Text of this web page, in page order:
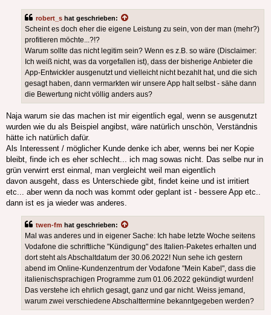
robert_s hat geschrieben:
Scheint es doch eher die eigene Leistung zu sein, von der man (mehr?)
profitieren möchte...?!?
Warum sollte das nicht legitim sein? Wenn es z.B. so wäre (Disclaimer:
Ich weiß nicht, was da vorgefallen ist), dass der bisherige Anbieter die
App-Entwickler ausgenutzt und vielleicht nicht bezahlt hat, und die sich
gesagt haben, dann vermarkten wir unsere App halt selbst - sähe dann
die Bewertung nicht völlig anders aus?
Naja warum sie das machen ist mir eigentlich egal, wenn se ausgenutzt
wurden wie du als Beispiel angibst, wäre natürlich unschön, Verständnis
hätte ich natürlich dafür.
Als Interessent / möglicher Kunde denke ich aber, wenns bei ner Kopie
bleibt, finde ich es eher schlecht... ich mag sowas nicht. Das selbe nur in
grün verwirrt erst einmal, man vergleicht weil man eigentlich
davon ausgeht, dass es Unterschiede gibt, findet keine und ist irritiert
etc... aber wenn da noch was kommt oder geplant ist - bessere App etc..
dann ist es ja wieder was anderes.
twen-fm hat geschrieben:
Mal was anderes und in eigener Sache: Ich habe letzte Woche seitens
Vodafone die schriftliche "Kündigung" des Italien-Paketes erhalten und
dort steht als Abschaltdatum der 30.06.2022! Nun sehe ich gestern
abend im Online-Kundenzentrum der Vodafone "Mein Kabel", dass die
italienischsprachigen Programme zum 01.06.2022 gekündigt wurden!
Das verstehe ich ehrlich gesagt, ganz und gar nicht. Weiss jemand,
warum zwei verschiedene Abschalttermine bekanntgegeben werden?